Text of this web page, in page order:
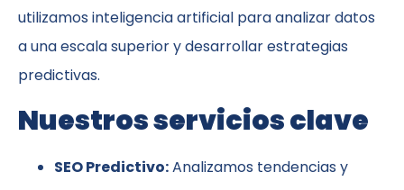
utilizamos inteligencia artificial para analizar datos
a una escala superior y desarrollar estrategias
predictivas.
Nuestros servicios clave
SEO Predictivo:Analizamos tendencias y